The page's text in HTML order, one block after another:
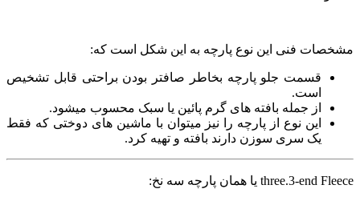
مشخصات فنی این نوع پارچه به این شکل است که:
قسمت جلو پارچه بخاطر صافتر بودن براحتی قابل تشخیص
است.
از جمله بافته های گرم پائین یا سبک محسوب میشود.
این نوع از پارچه را نیز میتوان با ماشین های دوختی که فقط
یک سری سوزن دارند بافته و تهیه کرد.
three.3-end Fleece یا همان پارچه سه نخ: